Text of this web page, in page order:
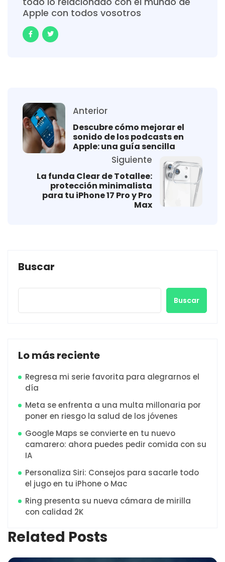
Apple con todos vosotros
Anterior
Descubre cómo mejorar el
sonido de los podcasts en
Apple: una guía sencilla
Siguiente
La funda Clear de Totallee:
protección minimalista
para tu iPhone 17 Pro y Pro
Max
Buscar
Buscar
Lo más reciente
Regresa mi serie favorita para alegrarnos el
día
Meta se enfrenta a una multa millonaria por
poner en riesgo la salud de los jóvenes
Google Maps se convierte en tu nuevo
camarero: ahora puedes pedir comida con su
IA
Personaliza Siri: Consejos para sacarle todo
el jugo en tu iPhone o Mac
Ring presenta su nueva cámara de mirilla
con calidad 2K
Related Posts